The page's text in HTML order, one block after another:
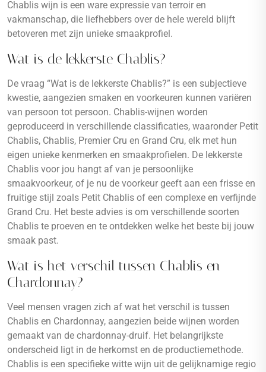
Chablis wijn is een ware expressie van terroir en
vakmanschap, die liefhebbers over de hele wereld blijft
betoveren met zijn unieke smaakprofiel.
Wat is de lekkerste Chablis?
De vraag “Wat is de lekkerste Chablis?” is een subjectieve
kwestie, aangezien smaken en voorkeuren kunnen variëren
van persoon tot persoon. Chablis-wijnen worden
geproduceerd in verschillende classificaties, waaronder Petit
Chablis, Chablis, Premier Cru en Grand Cru, elk met hun
eigen unieke kenmerken en smaakprofielen. De lekkerste
Chablis voor jou hangt af van je persoonlijke
smaakvoorkeur, of je nu de voorkeur geeft aan een frisse en
fruitige stijl zoals Petit Chablis of een complexe en verfijnde
Grand Cru. Het beste advies is om verschillende soorten
Chablis te proeven en te ontdekken welke het beste bij jouw
smaak past.
Wat is het verschil tussen Chablis en
Chardonnay?
Veel mensen vragen zich af wat het verschil is tussen
Chablis en Chardonnay, aangezien beide wijnen worden
gemaakt van de chardonnay-druif. Het belangrijkste
onderscheid ligt in de herkomst en de productiemethode.
Chablis is een specifieke witte wijn uit de gelijknamige regio